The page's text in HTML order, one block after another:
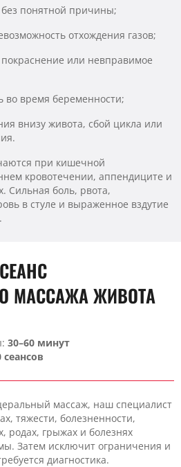
понятной причины;
отхождения газов;
или невправимое
во время беременности;
внизу живота, сбой цикла или
при кишечной
кровотечении, аппендиците и
Сильная боль, рвота,
в стуле и выраженное вздутие
МАССАЖА ЖИВОТА
30–60 минут
сеансов
массаж, наш специалист
тяжести, болезненности,
родах, грыжах и болезнях
Затем исключит ограничения и
диагностика.